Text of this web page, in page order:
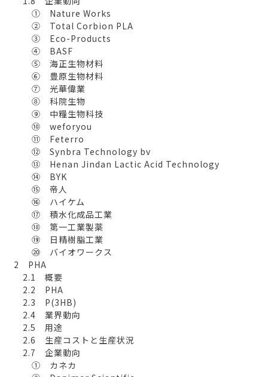
① Nature Works
② Total Corbion PLA
③ Eco-Products
④ BASF
⑤ 海正生物材料
⑥ 豊原生物材料
⑦ 光華偉業
⑧ 科院生物
⑨ 中糧生物科技
⑩ weforyou
⑪ Feterro
⑫ Synbra Technology bv
⑬ Henan Jindan Lactic Acid Technology
⑭ BYK
⑮ 帝人
⑯ ハイケム
⑰ 積水化成品工業
⑱ 第一工業製薬
⑲ 日精樹脂工業
⑳ バイオワークス
2 PHA
2.1 概要
2.2 PHA
2.3 P(3HB)
2.4 業界動向
2.5 用途
2.6 生産コストと生産状況
2.7 企業動向
① カネカ